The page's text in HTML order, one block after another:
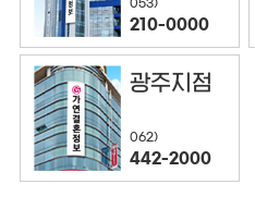
053)
210-0000
광주지점
062)
442-2000